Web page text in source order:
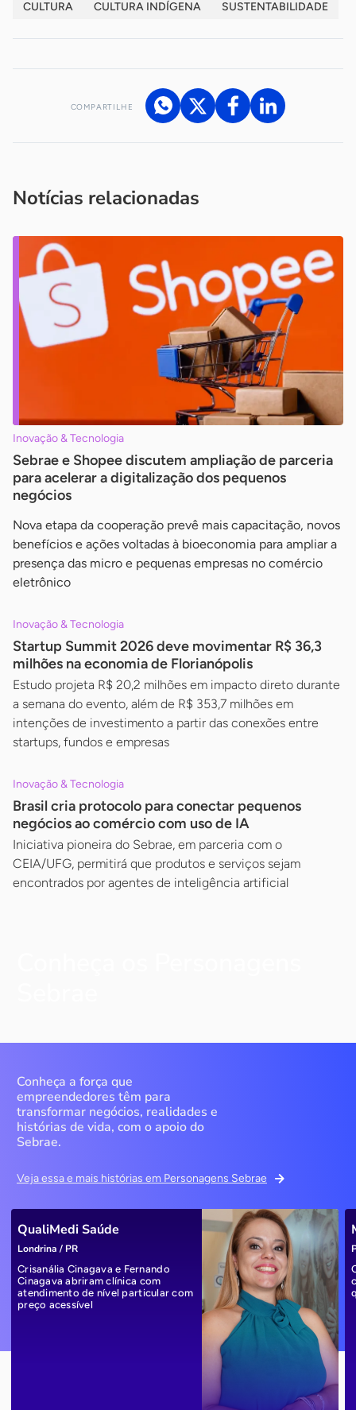
CULTURA CULTURA INDÍGENA SUSTENTABILIDADE
COMPARTILHE
Notícias relacionadas
Inovação & Tecnologia
Sebrae e Shopee discutem ampliação de parceria
para acelerar a digitalização dos pequenos
negócios
Nova etapa da cooperação prevê mais capacitação, novos
benefícios e ações voltadas à bioeconomia para ampliar a
presença das micro e pequenas empresas no comércio
eletrônico
Inovação & Tecnologia
Startup Summit 2026 deve movimentar R$ 36,3
milhões na economia de Florianópolis
Estudo projeta R$ 20,2 milhões em impacto direto durante
a semana do evento, além de R$ 353,7 milhões em
intenções de investimento a partir das conexões entre
startups, fundos e empresas
Inovação & Tecnologia
Brasil cria protocolo para conectar pequenos
negócios ao comércio com uso de IA
Iniciativa pioneira do Sebrae, em parceria com o
CEIA/UFG, permitirá que produtos e serviços sejam
encontrados por agentes de inteligência artificial
Conheça a força que
empreendedores têm para
transformar negócios, realidades e
histórias de vida, com o apoio do
Sebrae.
Veja essa e mais histórias em Personagens Sebrae
QualiMedi Saúde
Londrina / PR
Crisanália Cinagava e Fernando
Cinagava abriram clínica com
atendimento de nível particular com
preço acessível